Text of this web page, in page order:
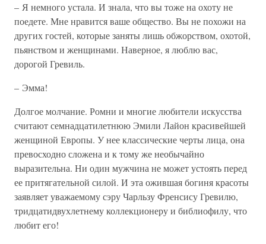
– Я немного устала. И знала, что вы тоже на охоту не
поедете. Мне нравится ваше общество. Вы не похожи на
других гостей, которые заняты лишь обжорством, охотой,
пьянством и женщинами. Наверное, я люблю вас,
дорогой Гревиль.
– Эмма!
Долгое молчание. Ромни и многие любители искусства
считают семнадцатилетнюю Эмили Лайон красивейшей
женщиной Европы. У нее классические черты лица, она
превосходно сложена и к тому же необычайно
выразительна. Ни один мужчина не может устоять перед
ее притягательной силой. И эта ожившая богиня красоты
заявляет уважаемому сэру Чарльзу Френсису Гревилю,
тридцатидвухлетнему коллекционеру и библиофилу, что
любит его!